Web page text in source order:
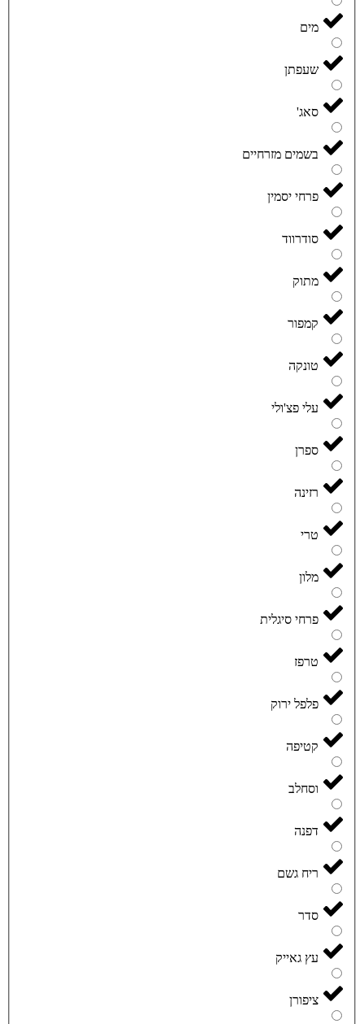
מים
שעפתן
סאג'
בשמים מזרחיים
פרחי יסמין
סודרווד
מתוק
קמפור
טונקה
עלי פצ'ולי
ספרן
רזינה
טרי
מלון
פרחי סיגלית
טרפז
פלפל ירוק
קטיפה
וסחלב
דפנה
ריח גשם
סדר
עץ גאייק
ציפורן